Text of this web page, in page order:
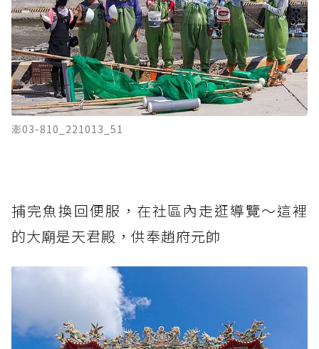
澎03-810_221013_51
捕完魚換回便服，在社區內走逛導覽～這裡
的大廟是天君殿，供奉趙府元帥